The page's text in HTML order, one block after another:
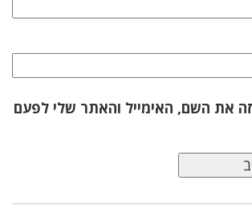
את השם, האימייל והאתר שלי לפעם